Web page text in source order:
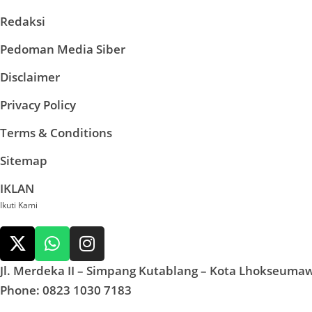
Redaksi
Pedoman Media Siber
Disclaimer
Privacy Policy
Terms & Conditions
Sitemap
IKLAN
Ikuti Kami
Jl. Merdeka II – Simpang Kutablang – Kota
Phone: 0823 1030 7183